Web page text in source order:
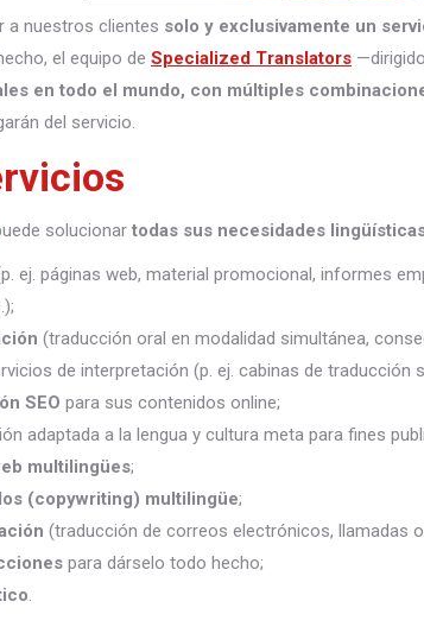
a nuestros clientes solo y exclusivamente un
hecho, el equipo de Specialized Translators
en todo el mundo, con múltiples
del servicio.
solucionar todas sus necesidades
ej. páginas web, material promocional, informes
(traducción oral en modalidad simultánea,
de interpretación (p. ej. cabinas de
SEO para sus contenidos online;
adaptada a la lengua y cultura meta para fines
multilingües;
(copywriting) multilingüe;
(traducción de correos electrónicos, llamadas
para dárselo todo hecho;